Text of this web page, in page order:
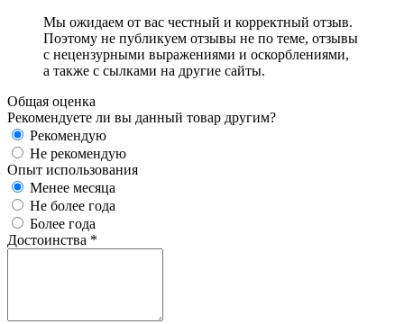
Мы ожидаем от вас честный и корректный отзыв.
Поэтому не публикуем отзывы не по теме, отзывы
с нецензурными выражениями и оскорблениями,
а также с сылками на другие сайты.
Общая оценка
Рекомендуете ли вы данный товар другим?
Рекомендую
Не рекомендую
Опыт использования
Менее месяца
Не более года
Более года
Достоинства *